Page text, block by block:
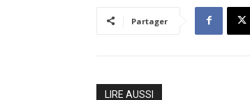
Partager
LIRE AUSSI